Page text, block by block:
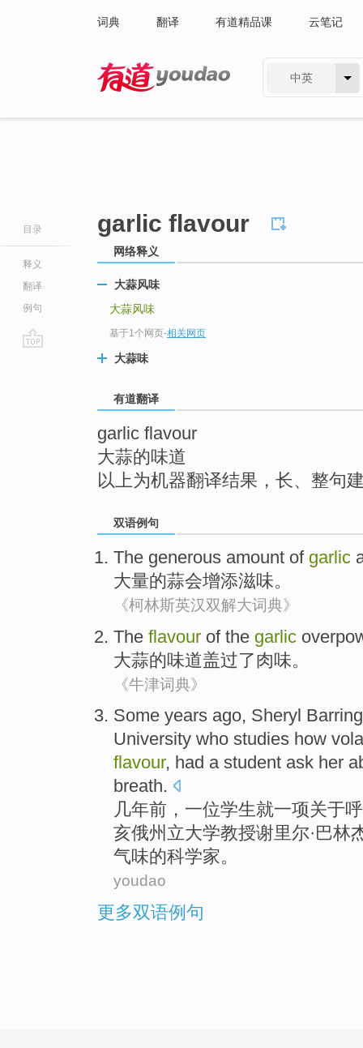
词典 翻译 有道精品课 云笔记
中英
目录
释义
翻译
例句
garlic flavour
网络释义
大蒜风味
大蒜风味
基于1个网页-相关网页
大蒜味
有道翻译
garlic flavour
大蒜的味道
以上为机器翻译结果，长、整句
双语例句
The generous amount of garlic
大量的蒜会增添滋味。
《柯林斯英汉双解大词典》
The flavour ofthe garlic
大蒜的味道盖过了肉味。
《牛津词典》
Some years ago, Sheryl
University who studies how
flavour, had a student ask her
breath.
几年前 ， 一位学生就一项关于
亥俄州立大学教授谢里尔·巴林
气味的科学家。
youdao
更多双语例句